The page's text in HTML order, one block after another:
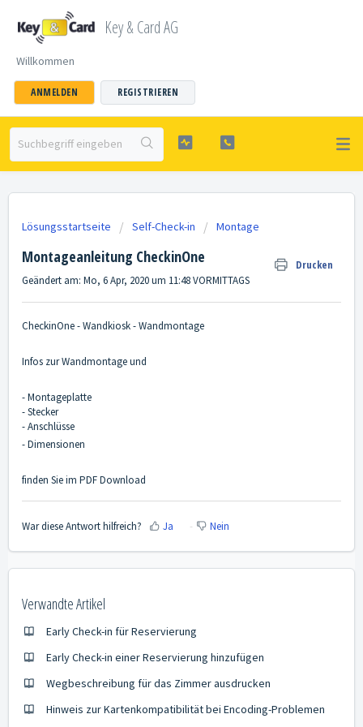
Key & Card AG
Willkommen
ANMELDEN REGISTRIEREN
Lösungsstartseite Self-Check-in Montage
Montageanleitung CheckinOne Drucken
Geändert am: Mo, 6 Apr, 2020 um 11:48 VORMITTAGS
CheckinOne - Wandkiosk - Wandmontage
Infos zur Wandmontage und
- Montageplatte
- Stecker
- Anschlüsse
- Dimensionen
finden Sie im PDF Download
War diese Antwort hilfreich? Ja Nein
Verwandte Artikel
Early Check-in für Reservierung
Early Check-in einer Reservierung hinzufügen
Wegbeschreibung für das Zimmer ausdrucken
Hinweis zur Kartenkompatibilität bei Encoding-Problemen